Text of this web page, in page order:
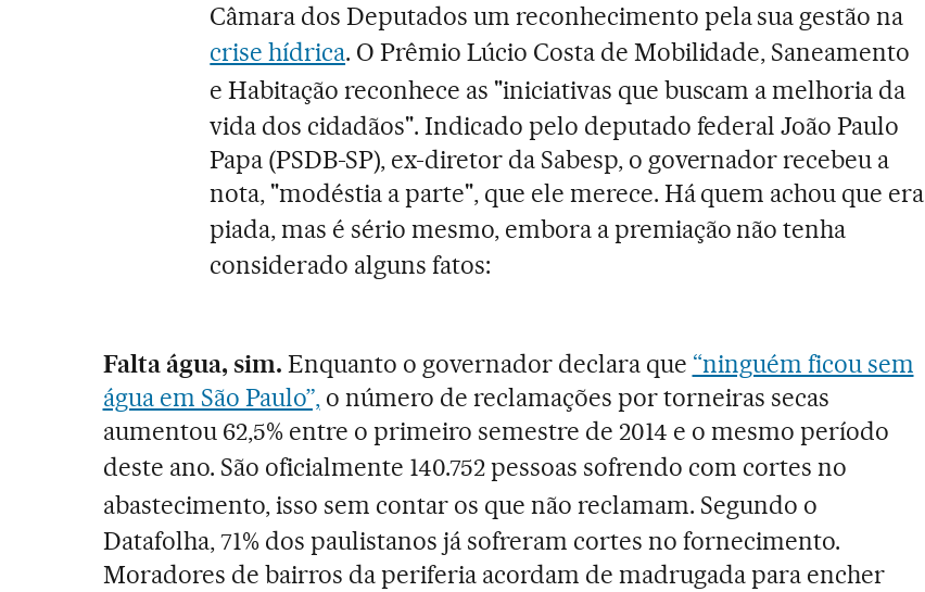
Câmara dos Deputados um reconhecimento pela sua gestão na
crise hídrica. O Prêmio Lúcio Costa de Mobilidade, Saneamento
e Habitaçãoreconhece as "iniciativas que buscam a melhoria da
vida dos cidadãos". Indicado pelo deputado federal João Paulo
Papa (PSDB-SP), ex-diretor da Sabesp, o governador recebeu a
nota, "modéstia a parte", que ele merece. Há quem achou que era
piada, mas é sério mesmo, embora a premiação não tenha
considerado alguns fatos:
Falta água, sim. Enquanto o governador declara que “ninguém ficou sem
água em São Paulo”,o número de reclamações por torneiras secas
aumentou 62,5% entre o primeiro semestre de 2014 e o mesmo período
deste ano. São oficialmente 140.752 pessoas sofrendo com cortes no
abastecimento, isso sem contar os que não reclamam. Segundo o
Datafolha, 71% dos paulistanos já sofreram cortes no fornecimento.
Moradores de bairros da periferia acordam de madrugada para encher